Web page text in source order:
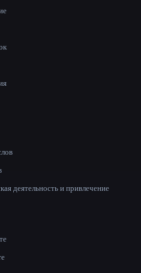
деятельность и привлечение